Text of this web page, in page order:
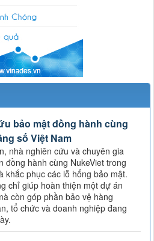
bảo mật đồng hành cùng
số Việt Nam
nhà nghiên cứu và chuyên gia
đồng hành cùng NukeViet trong
khắc phục các lỗ hổng bảo mật.
chỉ giúp hoàn thiện một dự án
còn góp phần bảo vệ hàng
tổ chức và doanh nghiệp đang